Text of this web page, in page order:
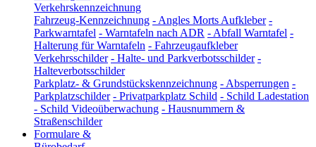
Verkehrskennzeichnung
Fahrzeug-Kennzeichnung - Angles Morts Aufkleber -
Parkwarntafel - Warntafeln nach ADR - Abfall Warntafel -
Halterung für Warntafeln - Fahrzeugaufkleber
Verkehrsschilder - Halte- und Parkverbotsschilder -
Halteverbotsschilder
Parkplatz- & Grundstückskennzeichnung - Absperrungen -
Parkplatzschilder - Privatparkplatz Schild - Schild Ladestation
- Schild Videoüberwachung - Hausnummern &
Straßenschilder
Formulare &